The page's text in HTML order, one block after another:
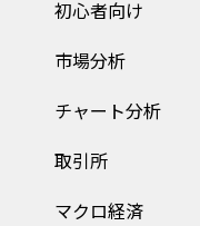
初心者向け
市場分析
チャート分析
取引所
マクロ経済